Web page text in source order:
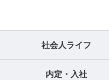
社会人ライフ
内定・入社